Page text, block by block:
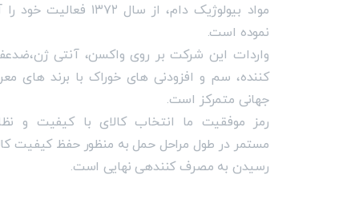
مواد بيولوژيک دام، از سال ۱۳۷۲ فعاليت
نموده است.
واردات اين شرکت بر روی واکسن، آنتی
کننده، سم و افزودنی های خوراک با برند های
جهانی متمرکز است.
رمز موفقيت ما انتخاب کالای با کيفيت و
مستمر در طول مراحل حمل به منظور حفظ کيفيت
رسيدن به مصرف کنندهی نهايی است.